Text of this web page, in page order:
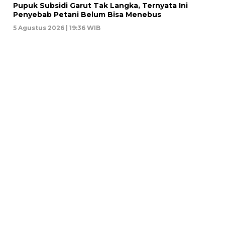
Pupuk Subsidi Garut Tak Langka, Ternyata Ini
Penyebab Petani Belum Bisa Menebus
5 Agustus 2026 | 19:36 WIB